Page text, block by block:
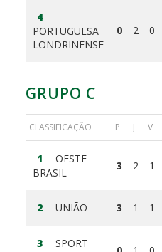
4
PORTUGUESA
LONDRINENSE
0 2 0
GRUPO C
CLASSIFICAÇÃO P J V
1
OESTE
BRASIL
3 2 1
2 UNIÃO 3 1 1
3
SPORT